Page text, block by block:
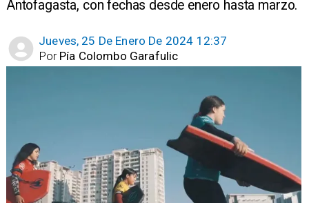
Antofagasta, con fechas desde enero hasta marzo.
Jueves, 25 De Enero De 2024 12:37
Pía Colombo Garafulic
Por